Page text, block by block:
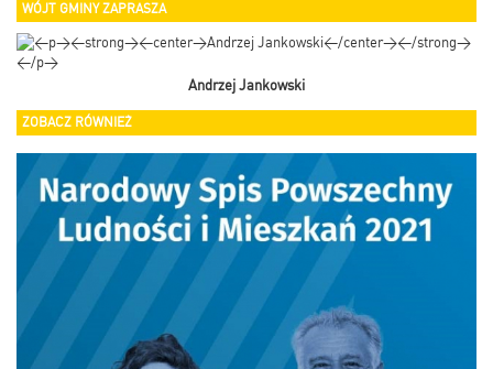
WÓJT GMINY ZAPRASZA
Andrzej Jankowski
ZOBACZ RÓWNIEŻ